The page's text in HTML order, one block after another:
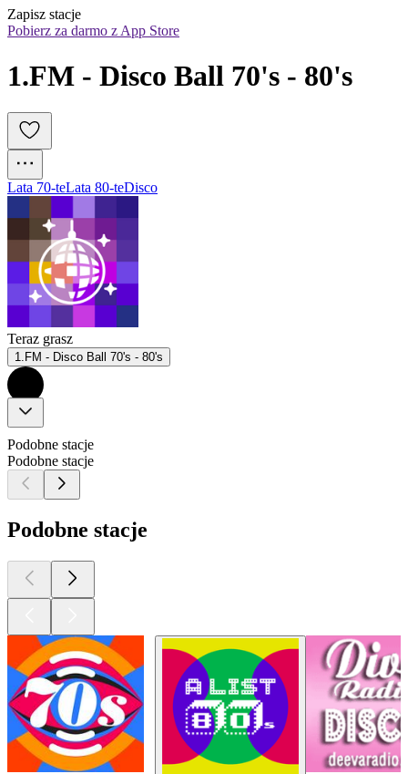
Zapisz stacje
Pobierz za darmo z App Store
1.FM - Disco Ball 70's - 80's
Lata 70-teLata 80-teDisco
Teraz grasz
1.FM - Disco Ball 70's - 80's
Podobne stacje
Podobne stacje
Podobne stacje